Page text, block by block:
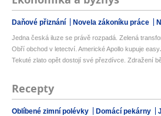
Daňové přiznání Novela zákoníku práce
Jedna česká iluze se právě rozpadá. Zelená
Obří obchod v letectví. Americké Apollo kupuje
Tekuté zlato opět dostojí své přezdívce. Zdražení
Recepty
Oblíbené zimní polévky Domácí pekárny